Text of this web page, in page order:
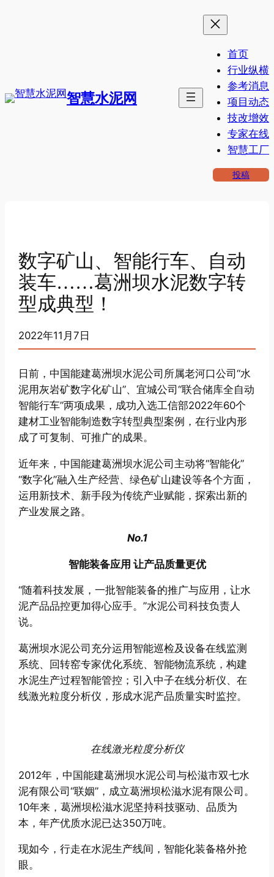
智慧水泥网
首页
行业纵横
参考消息
项目动态
技改增效
专家在线
智慧工厂
投稿
数字矿山、智能行车、自动
装车……葛洲坝水泥数字转
型成典型！
2022年11月7日
日前，中国能建葛洲坝水泥公司所属老河口公司“水
泥用灰岩矿数字化矿山”、宜城公司“联合储库全自动
智能行车”两项成果，成功入选工信部2022年60个
建材工业智能制造数字转型典型案例，在行业内形
成了可复制、可推广的成果。
近年来，中国能建葛洲坝水泥公司主动将“智能化”
“数字化”融入生产经营、绿色矿山建设等各个方面，
运用新技术、新手段为传统产业赋能，探索出新的
产业发展之路。
No.1
智能装备应用 让产品质量更优
“随着科技发展，一批智能装备的推广与应用，让水
泥产品品控更加得心应手。”水泥公司科技负责人
说。
葛洲坝水泥公司充分运用智能巡检及设备在线监测
系统、回转窑专家优化系统、智能物流系统，构建
水泥生产过程智能管控；引入中子在线分析仪、在
线激光粒度分析仪，形成水泥产品质量实时监控。
在线激光粒度分析仪
2012年，中国能建葛洲坝水泥公司与松滋市双七水
泥有限公司“联姻”，成立葛洲坝松滋水泥有限公司。
10年来，葛洲坝松滋水泥坚持科技驱动、品质为
本，年产优质水泥已达350万吨。
现如今，行走在水泥生产线间，智能化装备格外抢
眼。